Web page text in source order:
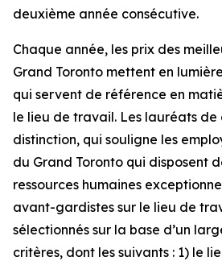
deuxième année consécutive.
Chaque année, les prix des
Grand Toronto mettent en
qui servent de référence en
le lieu de travail. Les lauréats
distinction, qui souligne les
du Grand Toronto qui disposent
ressources humaines
avant-gardistes sur le lieu de
sélectionnés sur la base d’un
critères, dont les suivants : 1) le